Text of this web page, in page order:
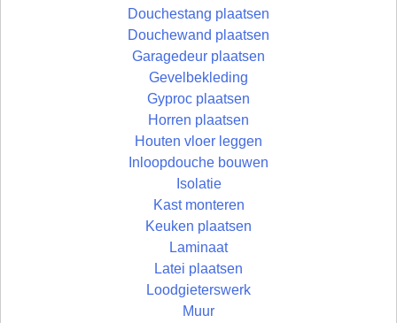
Douchestang plaatsen
Douchewand plaatsen
Garagedeur plaatsen
Gevelbekleding
Gyproc plaatsen
Horren plaatsen
Houten vloer leggen
Inloopdouche bouwen
Isolatie
Kast monteren
Keuken plaatsen
Laminaat
Latei plaatsen
Loodgieterswerk
Muur